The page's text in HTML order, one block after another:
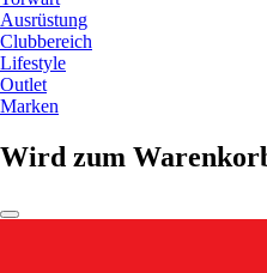
Ausrüstung
Clubbereich
Lifestyle
Outlet
Marken
Wird zum